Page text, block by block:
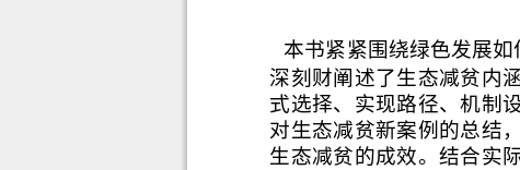
本书紧紧围绕绿色发展如
深刻财阐述了生态减贫内
式选择、实现路径、机制
对生态减贫新案例的总结
生态减贫的成效。结合实